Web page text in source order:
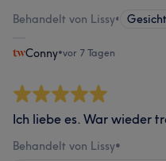
Behandelt von Lissy•
Conny•vor 7 Tagen
Ich liebe es. War wieder
Behandelt von Lissy•